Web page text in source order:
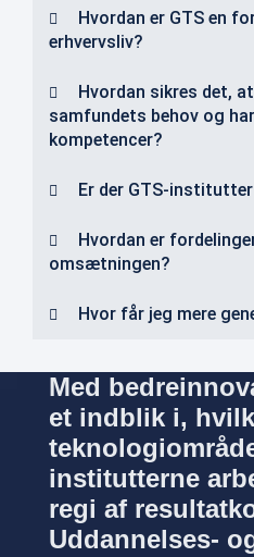
Hvordan er GTS en
erhvervsliv?
Hvordan sikres det,
samfundets behov og
kompetencer?
Er der GTS-
Hvordan er
omsætningen?
Hvor får jeg mere
Med
et indblik i,
institutterne
regi af
Uddannelses-